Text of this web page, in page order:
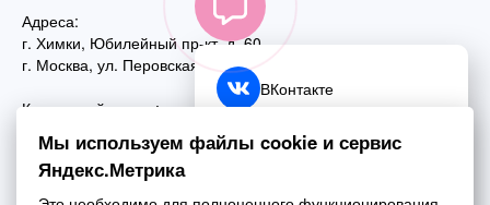
Адреса:
г. Химки, Юбилейный пр-кт, д. 60
г. Москва, ул. Перовская, д. 59
Контактный номер:
+7 (495) 970-44-75
Почта:
ВКонтакте
Telegram
Мы используем файлы cookie и сервис
Яндекс.Метрика